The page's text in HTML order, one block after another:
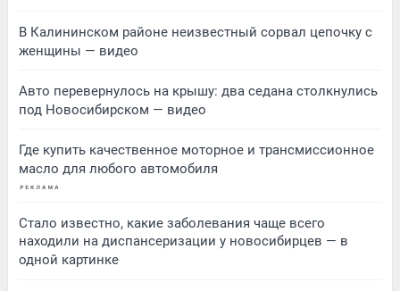
В Калининском районе неизвестный сорвал цепочку с
женщины — видео
Авто перевернулось на крышу: два седана столкнулись
под Новосибирском — видео
Где купить качественное моторное и трансмиссионное
масло для любого автомобиля
Стало известно, какие заболевания чаще всего
находили на диспансеризации у новосибирцев — в
одной картинке